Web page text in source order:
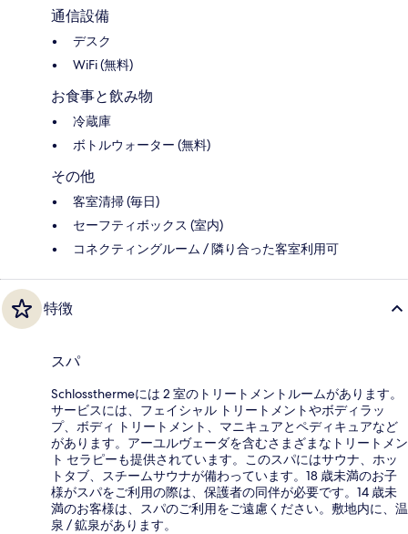
通信設備
デスク
WiFi (無料)
お食事と飲み物
冷蔵庫
ボトルウォーター (無料)
その他
客室清掃 (毎日)
セーフティボックス (室内)
コネクティングルーム / 隣り合った客室利用可
特徴
スパ
Schlossthermeには 2 室のトリートメントルームがあります。
サービスには、フェイシャル トリートメントやボディラッ
プ、ボディ トリートメント、マニキュアとペディキュアなど
があります。アーユルヴェーダを含むさまざまなトリートメン
ト セラピーも提供されています。このスパにはサウナ、ホッ
トタブ、スチームサウナが備わっています。18 歳未満のお子
様がスパをご利用の際は、保護者の同伴が必要です。14 歳未
満のお客様は、スパのご利用をご遠慮ください。敷地内に、温
泉 / 鉱泉があります。